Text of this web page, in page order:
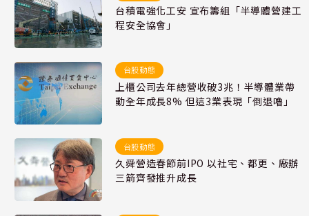
台積電強化工安 宣布籌組「半導體營建工
程安全協會」
台股動態
上櫃公司去年總營收破3兆！半導體業帶
動全年成長8% 但這3業表現「倒退嚕」
台股動態
久舜營造春節前IPO 以社宅、都更、廠辦
三箭齊發推升成長